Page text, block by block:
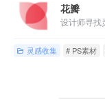
花瓣
灵感收集 # PS素材